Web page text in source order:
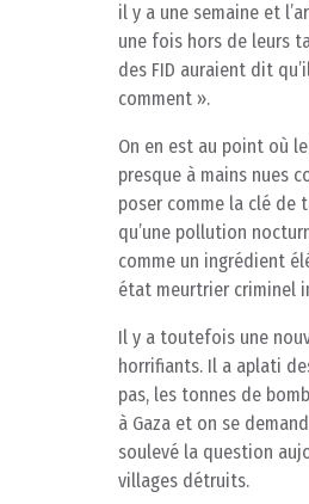
il y a une semaine et
une fois hors de leurs
des FID auraient dit
comment ».
On en est au point où
presque à mains nues
poser comme la clé de
qu’une pollution
comme un ingrédient
état meurtrier criminel
Il y a toutefois une
horrifiants. Il a aplati
pas, les tonnes de
à Gaza et on se
soulevé la question
villages détruits.